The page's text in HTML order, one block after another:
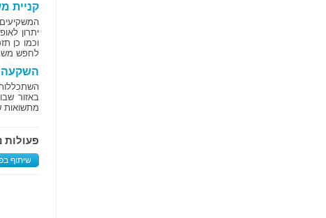
קניית
יתרון
לחפש
השקעה
מתשואות של
פעולות
שיתוף